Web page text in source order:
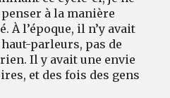
à la manière
À l’époque, il n’y avait
haut-parleurs, pas de
Il y avait une envie
et des fois des gens